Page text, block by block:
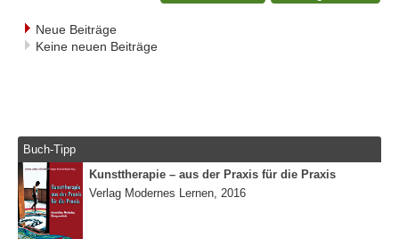
Neue Beiträge
Keine neuen Beiträge
Buch-Tipp
Kunsttherapie – aus der Praxis für die Praxis
Verlag Modernes Lernen, 2016